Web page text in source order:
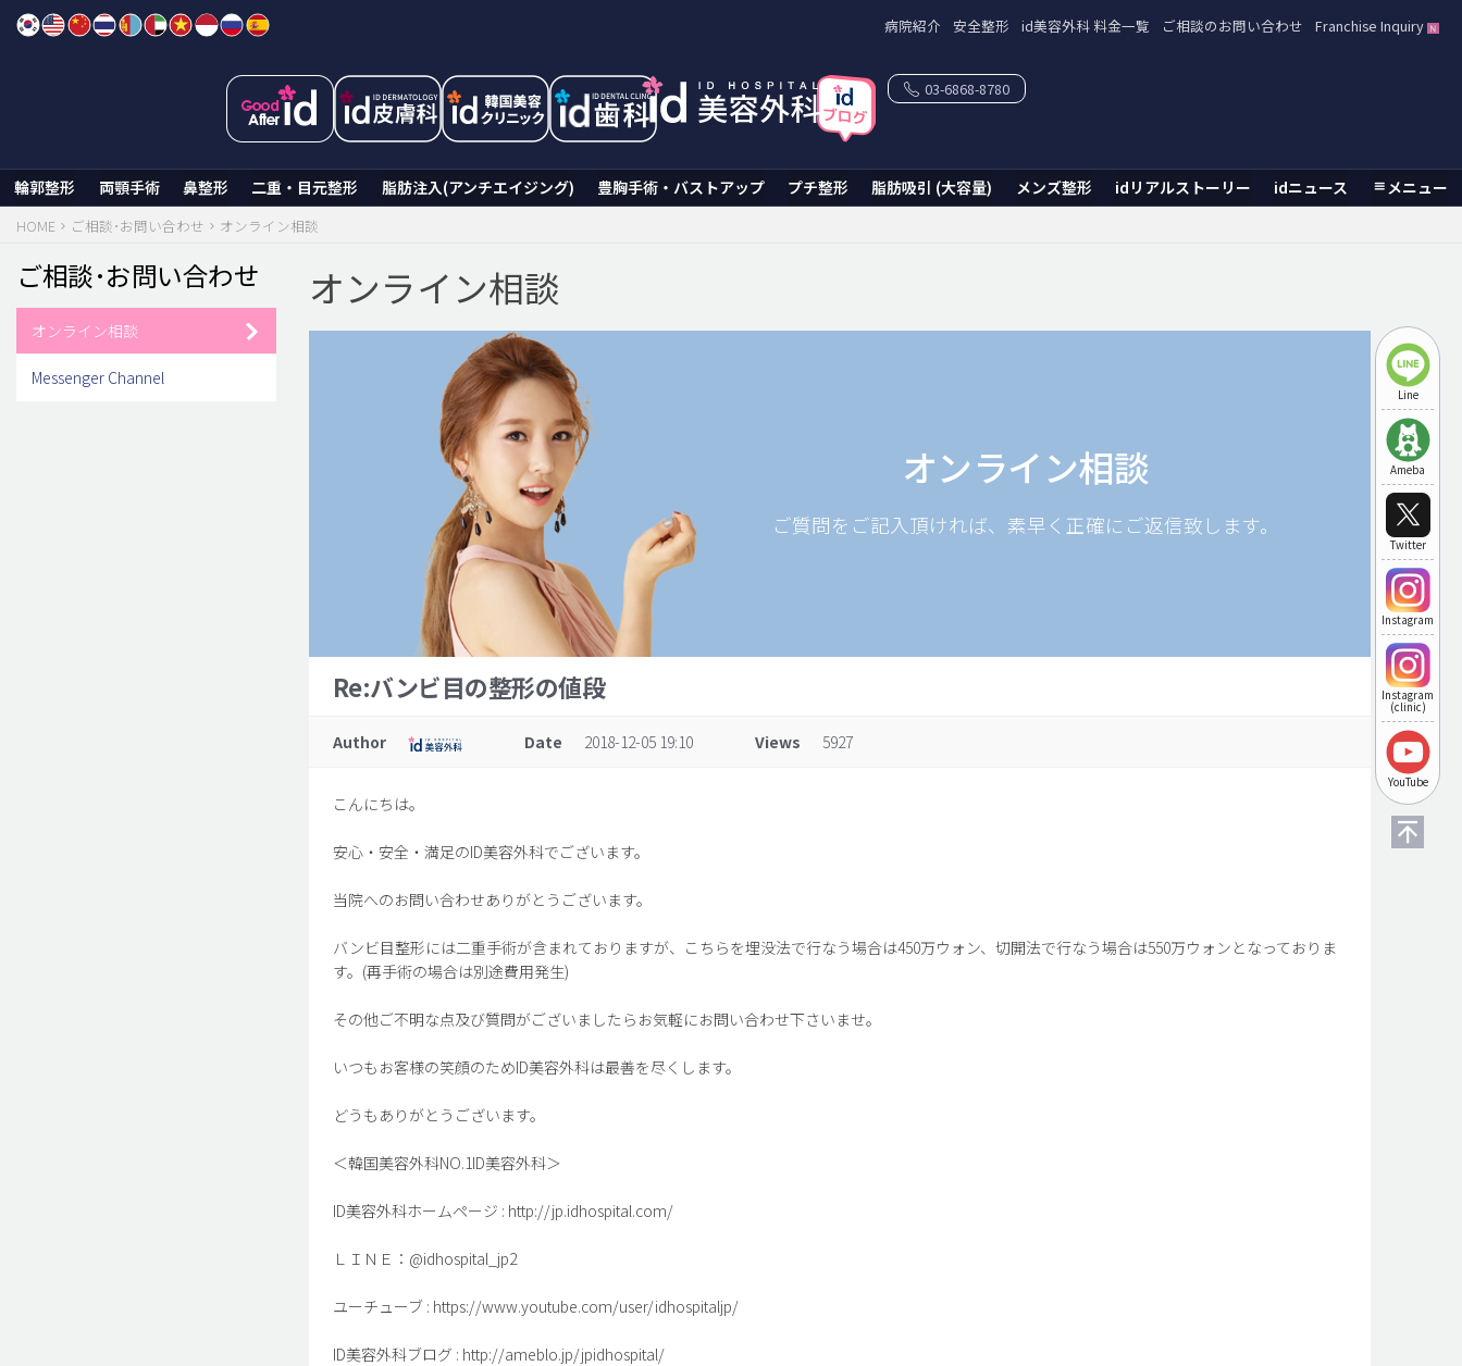
Skip
病院紹介 安全整形 id美容外科 料金一覧 ご相談のお問い合わせ Franchise Inquiry
輪郭整形 両顎手術 鼻整形 二重・目元整形 脂肪注入(アンチエイジング) 豊胸手術・バストアップ プチ整形 脂肪吸引 (大容量) メンズ整形 idリアルストーリー idニュース メニュー
03-6868-8780
Line
Ameba
Twitter
Instagram
Instagram
(clinic)
YouTube
HOME ご相談･お問い合わせ オンライン相談
オンライン相談
オンライン相談
ご質問をご記入頂ければ、素早く正確にご返信致します。
Re:バンビ目の整形の値段
Author Date 2018-12-05 19:10 Views 5927
こんにちは。
安心・安全・満足のID美容外科でございます。
当院へのお問い合わせありがとうございます。
バンビ目整形には二重手術が含まれておりますが、こちらを埋没法で行なう場合は450万ウォン、切開法で行なう場合は550万ウォンとなっておりま
す。(再手術の場合は別途費用発生)
その他ご不明な点及び質問がございましたらお気軽にお問い合わせ下さいませ。
いつもお客様の笑顔のためID美容外科は最善を尽くします。
どうもありがとうございます。
＜韓国美容外科NO.1ID美容外科＞
ID美容外科ホームページ : http://jp.idhospital.com/
ＬＩＮＥ：@idhospital_jp2
ユーチューブ : https://www.youtube.com/user/idhospitaljp/
ID美容外科ブログ : http://ameblo.jp/jpidhospital/
ご相談･お問い合わせ
オンライン相談
Messenger Channel